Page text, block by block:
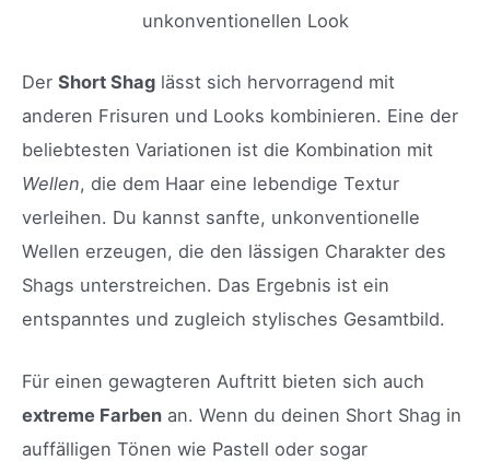
unkonventionellen Look
Der Short Shag lässt sich hervorragend mit
anderen Frisuren und Looks kombinieren. Eine der
beliebtesten Variationen ist die Kombination mit
Wellen, die dem Haar eine lebendige Textur
verleihen. Du kannst sanfte, unkonventionelle
Wellen erzeugen, die den lässigen Charakter des
Shags unterstreichen. Das Ergebnis ist ein
entspanntes und zugleich stylisches Gesamtbild.
Für einen gewagteren Auftritt bieten sich auch
extreme Farben an. Wenn du deinen Short Shag in
auffälligen Tönen wie Pastell oder sogar